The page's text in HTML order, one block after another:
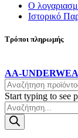
Ο
Ιστορικό
Τρόποι πληρωμής
AA-
Start typing to see
Products
search